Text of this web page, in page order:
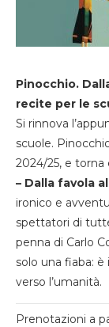
Pinocchio.
recite per le
Si rinnova
scuole.
2024/25, e torna
– Dalla favola
ironico e
spettatori di
penna di Carlo
solo una fiaba:
verso l’umanità.
Prenotazioni a